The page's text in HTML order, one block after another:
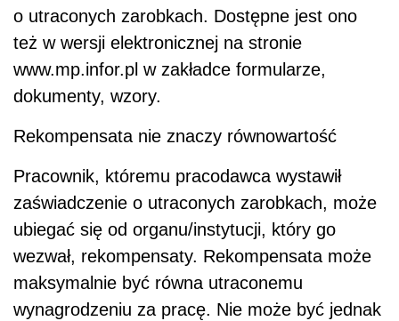
o utraconych zarobkach. Dostępne jest ono
też w wersji elektronicznej na stronie
www.mp.infor.pl w zakładce formularze,
dokumenty, wzory.
Rekompensata nie znaczy równowartość
Pracownik, któremu pracodawca wystawił
zaświadczenie o utraconych zarobkach, może
ubiegać się od organu/instytucji, który go
wezwał, rekompensaty. Rekompensata może
maksymalnie być równa utraconemu
wynagrodzeniu za pracę. Nie może być jednak